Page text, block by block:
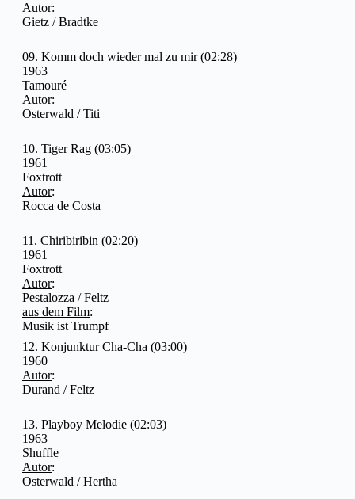
Autor:
Gietz / Bradtke
09. Komm doch wieder mal zu mir (02:28)
1963
Tamouré
Autor:
Osterwald / Titi
10. Tiger Rag (03:05)
1961
Foxtrott
Autor:
Rocca de Costa
11. Chiribiribin (02:20)
1961
Foxtrott
Autor:
Pestalozza / Feltz
aus dem Film:
Musik ist Trumpf
12. Konjunktur Cha-Cha (03:00)
1960
Autor:
Durand / Feltz
13. Playboy Melodie (02:03)
1963
Shuffle
Autor:
Osterwald / Hertha